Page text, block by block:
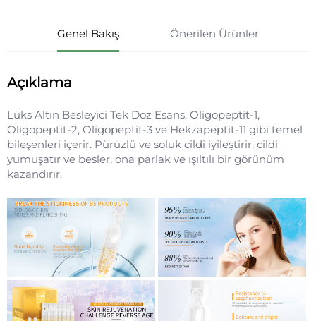
Genel Bakış Önerilen Ürünler
Açıklama
Lüks Altın Besleyici Tek Doz Esans, Oligopeptit-1,
Oligopeptit-2, Oligopeptit-3 ve Hekzapeptit-11 gibi temel
bileşenleri içerir. Pürüzlü ve soluk cildi iyileştirir, cildi
yumuşatır ve besler, ona parlak ve ışıltılı bir görünüm
kazandırır.